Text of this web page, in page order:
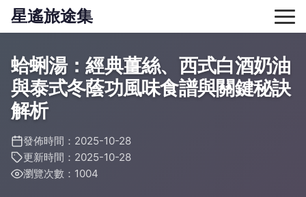
星遙旅途集
蛤蜊湯：經典薑絲、西式白酒奶油
與泰式冬蔭功風味食譜與關鍵秘訣
解析
發佈時間：2025-10-28
更新時間：2025-10-28
瀏覽次數：1004